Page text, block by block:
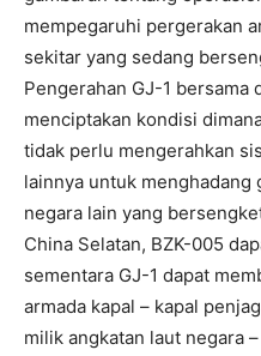
mempegaruhi pergerakan
sekitar yang sedang
Pengerahan GJ-1 bersama
menciptakan kondisi
tidak perlu mengerahkan
lainnya untuk menghadang
negara lain yang
China Selatan, BZK-005
sementara GJ-1 dapat
armada kapal – kapal
milik angkatan laut negara